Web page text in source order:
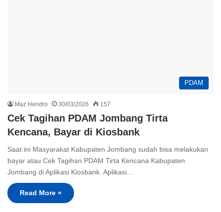
PDAM
Maz Hendro 30/03/2026 157
Cek Tagihan PDAM Jombang Tirta
Kencana, Bayar di Kiosbank
Saat ini Masyarakat Kabupaten Jombang sudah bisa melakukan
bayar atau Cek Tagihan PDAM Tirta Kencana Kabupaten
Jombang di Aplikasi Kiosbank. Aplikasi…
Read More »